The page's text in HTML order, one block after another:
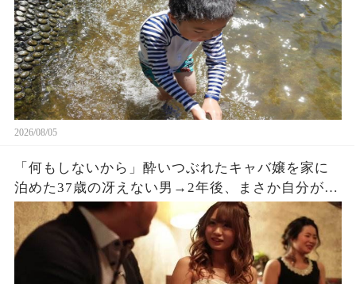
2026/08/05
「何もしないから」酔いつぶれたキャバ嬢を家に
泊めた37歳の冴えない男→2年後、まさか自分がこ
うなるとは思っていなかった